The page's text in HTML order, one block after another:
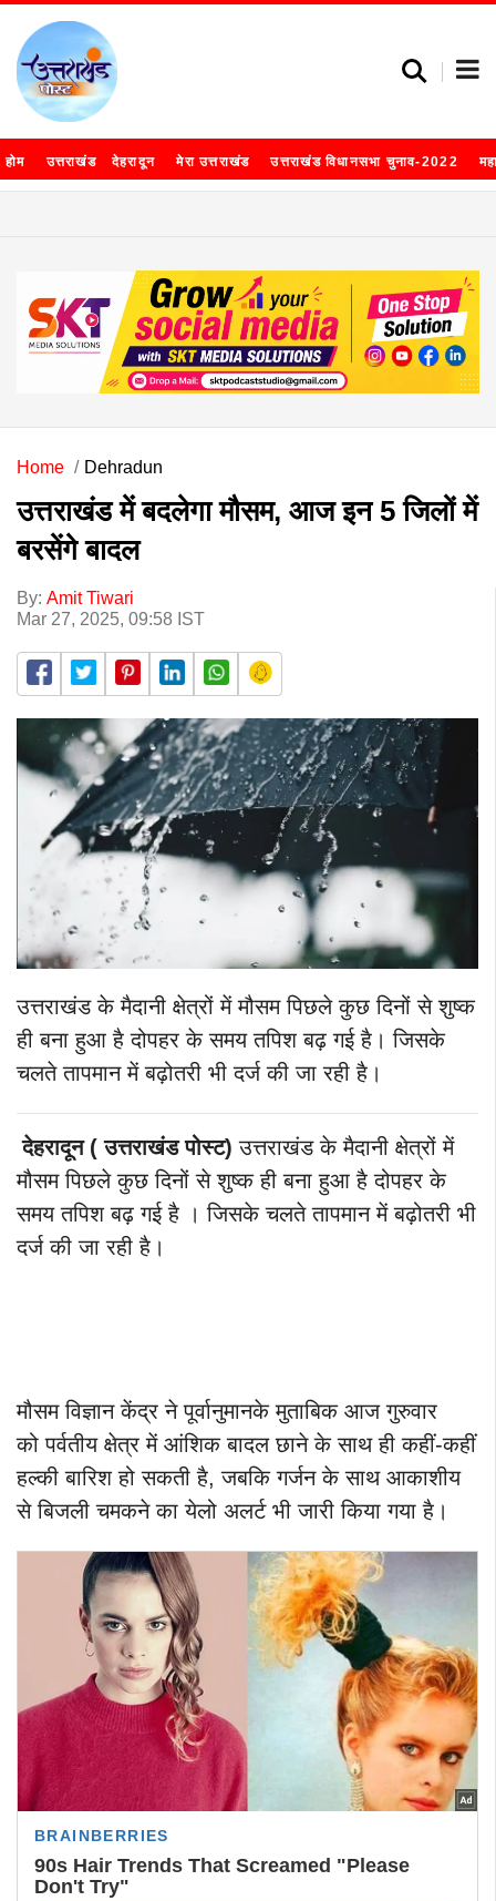
होम उत्तराखंड देहरादून मेरा उत्तराखंड उत्तराखंड विधानसभा चुनाव-2022
Home Dehradun
उत्तराखंड में बदलेगा मौसम, आज इन 5 जिलों में
बरसेंगे बादल
By: Amit Tiwari
Mar 27, 2025, 09:58 IST
उत्तराखंड के मैदानी क्षेत्रों में मौसम पिछले कुछ दिनों से शुष्क
ही बना हुआ है दोपहर के समय तपिश बढ़ गई है। जिसके
चलते तापमान में बढ़ोतरी भी दर्ज की जा रही है।
देहरादून ( उत्तराखंड पोस्ट)उत्तराखंड के मैदानी क्षेत्रों में
मौसम पिछले कुछ दिनों से शुष्क ही बना हुआ है दोपहर के
समय तपिश बढ़ गई है । जिसके चलते तापमान में बढ़ोतरी भी
दर्ज की जा रही है।
मौसम विज्ञान केंद्र ने पूर्वानुमानके मुताबिक आज गुरुवार
को पर्वतीय क्षेत्र में आंशिक बादल छाने के साथ ही कहीं-कहीं
हल्की बारिश हो सकती है, जबकि गर्जन के साथ आकाशीय
से बिजली चमकने का येलो अलर्ट भी जारी किया गया है।